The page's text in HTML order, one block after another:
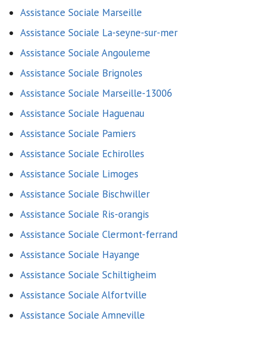
Assistance Sociale Marseille
Assistance Sociale La-seyne-sur-mer
Assistance Sociale Angouleme
Assistance Sociale Brignoles
Assistance Sociale Marseille-13006
Assistance Sociale Haguenau
Assistance Sociale Pamiers
Assistance Sociale Echirolles
Assistance Sociale Limoges
Assistance Sociale Bischwiller
Assistance Sociale Ris-orangis
Assistance Sociale Clermont-ferrand
Assistance Sociale Hayange
Assistance Sociale Schiltigheim
Assistance Sociale Alfortville
Assistance Sociale Amneville